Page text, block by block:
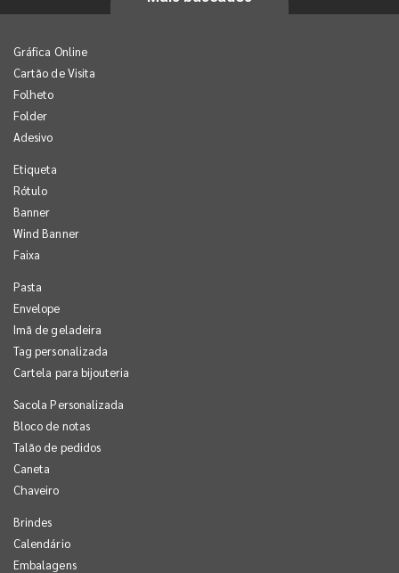
Gráfica Online
Cartão de Visita
Folheto
Folder
Adesivo
Etiqueta
Rótulo
Banner
Wind Banner
Faixa
Pasta
Envelope
Imã de geladeira
Tag personalizada
Cartela para bijouteria
Sacola Personalizada
Bloco de notas
Talão de pedidos
Caneta
Chaveiro
Brindes
Calendário
Embalagens